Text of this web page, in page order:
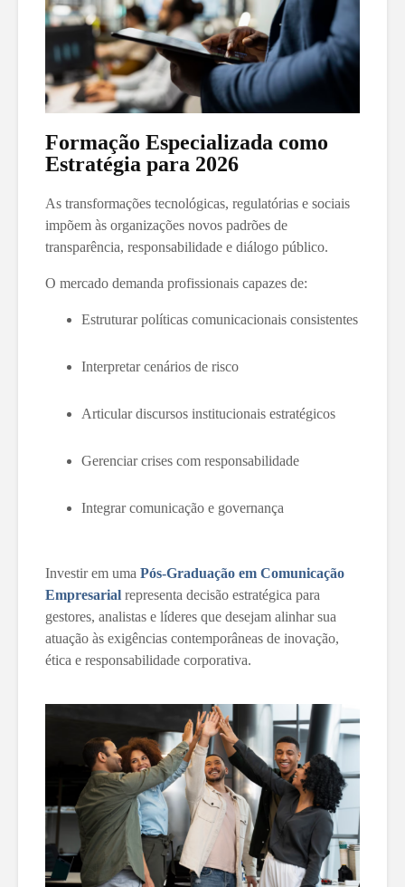
Formação Especializada como
Estratégia para 2026
As transformações tecnológicas, regulatórias e sociais
impõem às organizações novos padrões de
transparência, responsabilidade e diálogo público.
O mercado demanda profissionais capazes de:
Estruturar políticas comunicacionais consistentes
Interpretar cenários de risco
Articular discursos institucionais estratégicos
Gerenciar crises com responsabilidade
Integrar comunicação e governança
Investir em uma Pós-Graduação em Comunicação
Empresarial representa decisão estratégica para
gestores, analistas e líderes que desejam alinhar sua
atuação às exigências contemporâneas de inovação,
ética e responsabilidade corporativa.